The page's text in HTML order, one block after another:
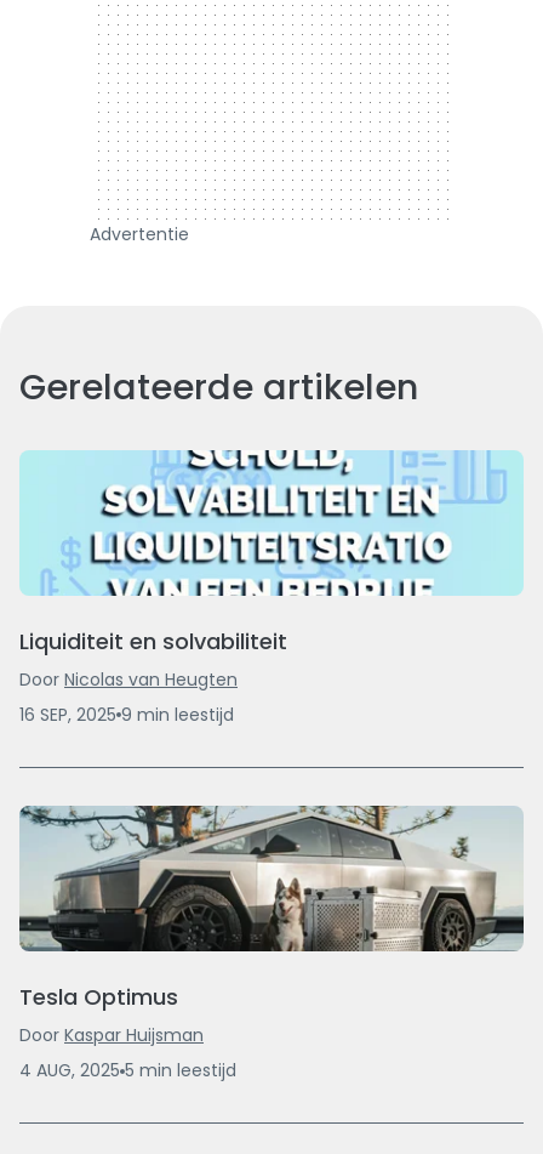
Advertentie
Gerelateerde artikelen
Liquiditeit en solvabiliteit
Door Nicolas van Heugten
16 SEP, 2025 9 min leestijd
Tesla Optimus
Door Kaspar Huijsman
4 AUG, 2025 5 min leestijd